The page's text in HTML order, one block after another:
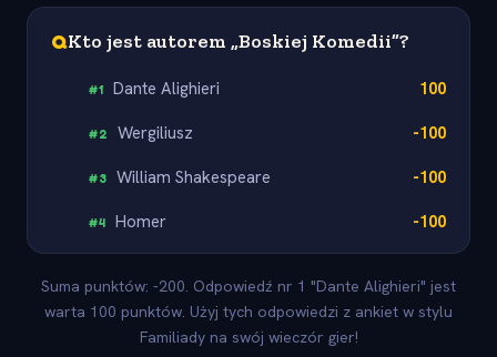
QKto jest autorem „Boskiej Komedii”?
#1 Dante Alighieri 100
#2 Wergiliusz -100
#3 William Shakespeare -100
#4 Homer -100
Suma punktów: -200. Odpowiedź nr 1 "Dante Alighieri" jest
warta 100 punktów. Użyj tych odpowiedzi z ankiet w stylu
Familiady na swój wieczór gier!